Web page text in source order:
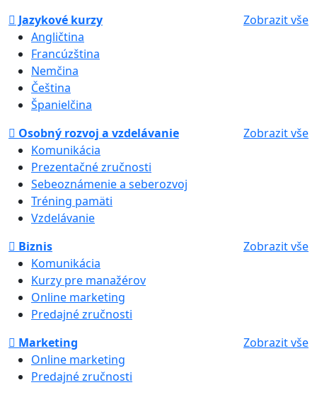
Jazykové kurzy
Zobrazit vše
Angličtina
Francúzština
Nemčina
Čeština
Španielčina
Osobný rozvoj a vzdelávanie
Zobrazit vše
Komunikácia
Prezentačné zručnosti
Sebeoznámenie a seberozvoj
Tréning pamäti
Vzdelávanie
Biznis
Zobrazit vše
Komunikácia
Kurzy pre manažérov
Online marketing
Predajné zručnosti
Marketing
Zobrazit vše
Online marketing
Predajné zručnosti